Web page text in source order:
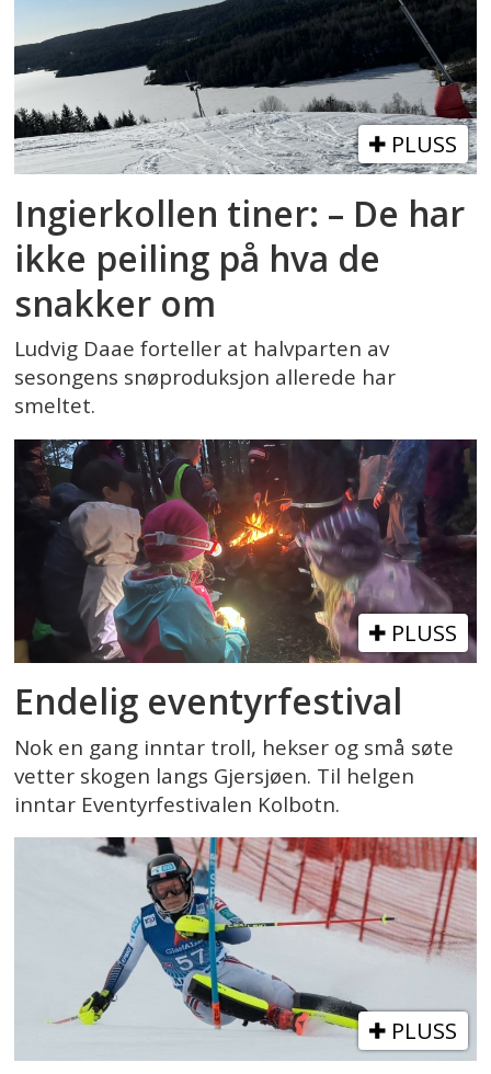
PLUSS
Ingierkollen tiner: – De har
ikke peiling på hva de
snakker om
Ludvig Daae forteller at halvparten av
sesongens snøproduksjon allerede har
smeltet.
PLUSS
Endelig eventyrfestival
Nok en gang inntar troll, hekser og små søte
vetter skogen langs Gjersjøen. Til helgen
inntar Eventyrfestivalen Kolbotn.
PLUSS